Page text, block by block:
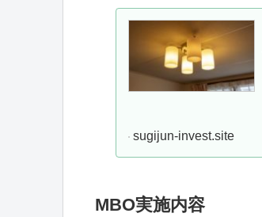
sugijun-invest.site
MBO実施内容